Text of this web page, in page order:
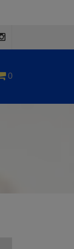
0